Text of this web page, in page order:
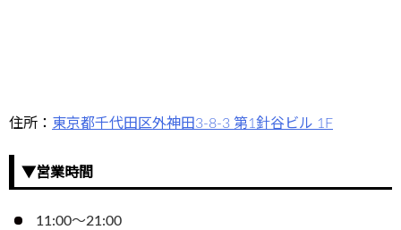
住所： 東京都千代田区外神田3-8-3 第1針谷ビル 1F
▼営業時間
11:00～21:00